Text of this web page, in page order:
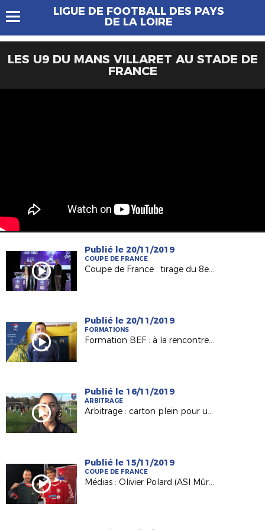
LIGUE DE FOOTBALL DES PAYS
DE LA LOIRE
LES U9 DU MANS VILLARET AU STADE DE
FRANCE
Publié le 20/11/2019
COUPE DE FRANCE
Coupe de France : tirage du 8e tour en direct !
Publié le 20/11/2019
FORMATIONS
Formation BEF : à la rencontre de Benjamin Gauvin, candidat BEF en Apprentissage (AS Bourny Laval)
Publié le 16/11/2019
ARBITRAGE
Arbitrage : carton plein pour une formation 100% féminine !
Publié le 15/11/2019
COUPE DE FRANCE
Médias : Olivier Polard (ASI Mûrs-Erigné) invité de France 3